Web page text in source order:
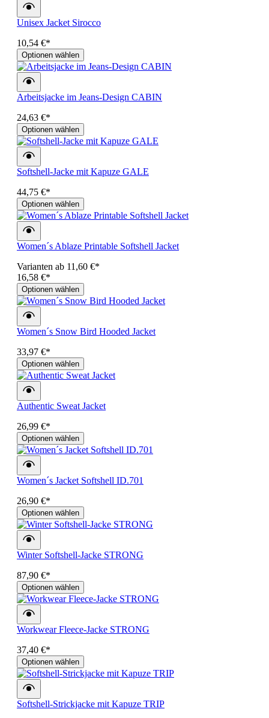
Unisex Jacket Sirocco
10,54 €*
Optionen wählen
Arbeitsjacke im Jeans-Design CABIN
24,63 €*
Optionen wählen
Softshell-Jacke mit Kapuze GALE
44,75 €*
Optionen wählen
Women´s Ablaze Printable Softshell Jacket
Varianten ab 11,60 €*
16,58 €*
Optionen wählen
Women´s Snow Bird Hooded Jacket
33,97 €*
Optionen wählen
Authentic Sweat Jacket
26,99 €*
Optionen wählen
Women´s Jacket Softshell ID.701
26,90 €*
Optionen wählen
Winter Softshell-Jacke STRONG
87,90 €*
Optionen wählen
Workwear Fleece-Jacke STRONG
37,40 €*
Optionen wählen
Softshell-Strickjacke mit Kapuze TRIP